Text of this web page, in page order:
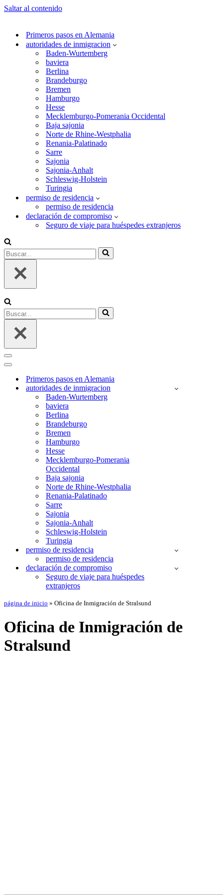
Saltar al contenido
Primeros pasos en Alemania
autoridades de inmigracion
Baden-Wurtemberg
baviera
Berlina
Brandeburgo
Bremen
Hamburgo
Hesse
Mecklemburgo-Pomerania Occidental
Baja sajonia
Norte de Rhine-Westphalia
Renania-Palatinado
Sarre
Sajonia
Sajonia-Anhalt
Schleswig-Holstein
Turingia
permiso de residencia
permiso de residencia
declaración de compromiso
Seguro de viaje para huéspedes extranjeros
Buscar...
Buscar...
Menú
de
Menú
navegaciónPrimeros pasos en Alemania
autoridades de inmigracion
Baden-Wurtemberg
baviera
Berlina
Brandeburgo
Bremen
Hamburgo
Hesse
Mecklemburgo-Pomerania
Occidental
Baja sajonia
Norte de Rhine-Westphalia
Renania-Palatinado
Sarre
Sajonia
Sajonia-Anhalt
Schleswig-Holstein
Turingia
permiso de residencia
permiso de residencia
declaración de compromiso
Seguro de viaje para huéspedes
extranjeros
página de inicio » Oficina de Inmigración de Stralsund
Oficina de Inmigración de
Stralsund